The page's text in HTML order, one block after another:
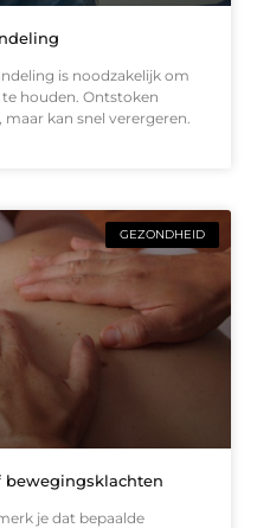
is noodzakelijk om
houden. Ontstoken
kan snel verergeren.
GEZONDHEID
bewegingsklachten
je dat bepaalde